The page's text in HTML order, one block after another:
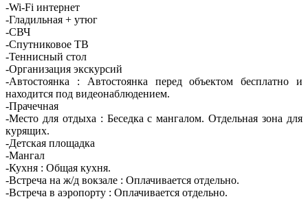
-Wi-Fi интернет
-Гладильная + утюг
-СВЧ
-Спутниковое ТВ
-Теннисный стол
-Организация экскурсий
-Автостоянка : Автостоянка перед объектом бесплатно и
находится под видеонаблюдением.
-Прачечная
-Место для отдыха : Беседка с мангалом. Отдельная зона для
курящих.
-Детская площадка
-Мангал
-Кухня : Общая кухня.
-Встреча на ж/д вокзале : Оплачивается отдельно.
-Встреча в аэропорту : Оплачивается отдельно.